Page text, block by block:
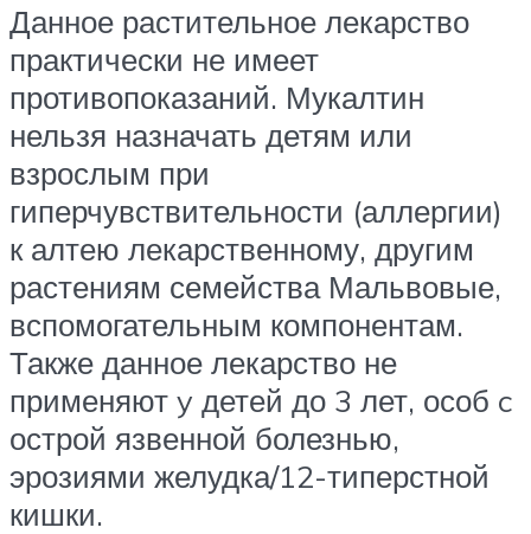
Данное растительное лекарство
практически не имеет
противопоказаний. Мукалтин
нельзя назначать детям или
взрослым при
гиперчувствительности (аллергии)
к алтею лекарственному, другим
растениям семейства Мальвовые,
вспомогательным компонентам.
Также данное лекарство не
применяют y детей до 3 лет, особ c
острой язвенной болезнью,
эрозиями желудка/12-типерстной
кишки.